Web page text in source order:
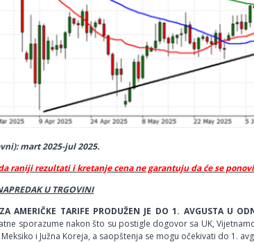
mart 2025-jul 2025.
raniji rezultati i kretanje cena ne garantuju da će se
U TRGOVINI
AMERIČKE TARIFE PRODUŽEN JE DO 1. AVGUSTA U
sporazume nakon što su postigle dogovor sa UK,
i Južna Koreja, a saopštenja se mogu očekivati do 1.